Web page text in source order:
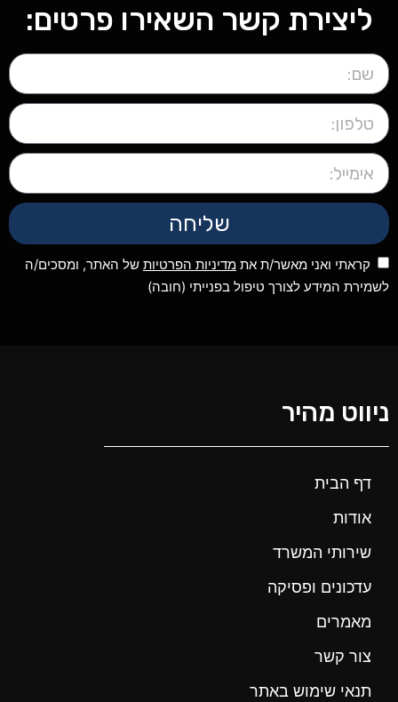
ליצירת קשר השאירו פרטים:
שליחה
קראתי ואני מאשר/ת את מדיניות הפרטיות של האתר, ומסכים/ה
לשמירת המידע לצורך טיפול בפנייתי (חובה)
ניווט מהיר
דף הבית
אודות
שירותי המשרד
עדכונים ופסיקה
מאמרים
צור קשר
תנאי שימוש באתר